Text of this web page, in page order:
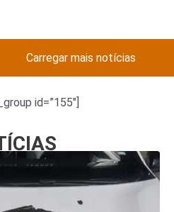
Carregar mais notícias
id=”155″]